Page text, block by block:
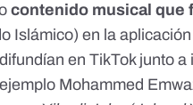
contenido musical que
Islámico) en la
en TikTok junto a
Mohammed